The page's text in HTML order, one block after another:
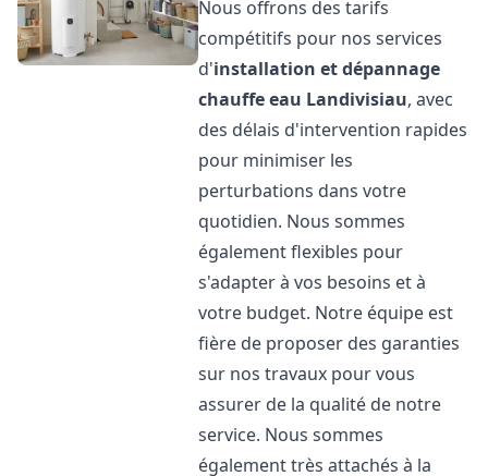
Nous offrons des tarifs
compétitifs pour nos services
d'installation et dépannage
chauffe eau Landivisiau, avec
des délais d'intervention rapides
pour minimiser les
perturbations dans votre
quotidien. Nous sommes
également flexibles pour
s'adapter à vos besoins et à
votre budget. Notre équipe est
fière de proposer des garanties
sur nos travaux pour vous
assurer de la qualité de notre
service. Nous sommes
également très attachés à la